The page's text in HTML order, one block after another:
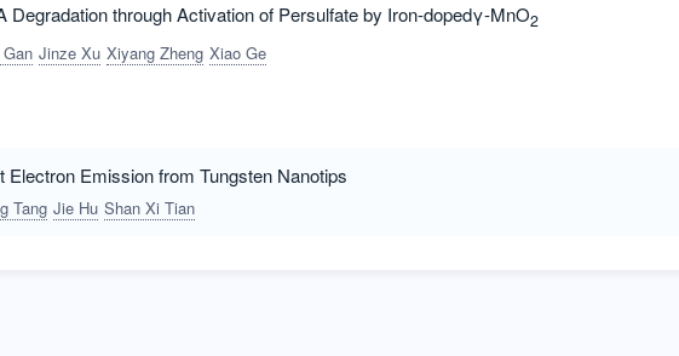
Degradation through Activation of Persulfate by Iron-dopedγ-MnO2
Jinze Xu Xiyang Zheng Xiao Ge
Electron Emission from Tungsten Nanotips
Tang Jie Hu Shan Xi Tian